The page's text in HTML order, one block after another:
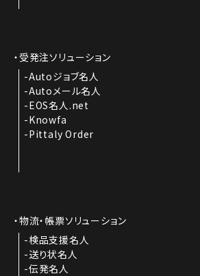
受発注ソリューション
Autoジョブ名人
Autoメール名人
EOS名人.net
Knowfa
Pittaly Order
物流・帳票ソリューション
検品支援名人
送り状名人
伝発名人